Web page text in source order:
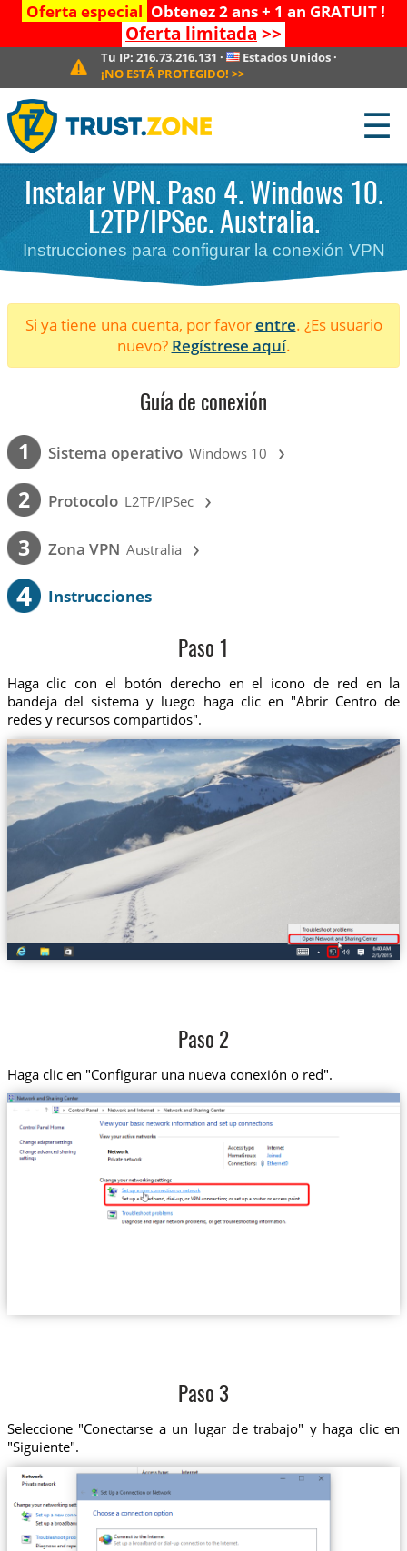
Oferta especial Obtenez 2 ans + 1 an GRATUIT !
Oferta limitada >>
Tu IP: 216.73.216.131 · Estados Unidos ·
¡NO ESTÁ PROTEGIDO! >>
☰
Instalar VPN. Paso 4. Windows 10.
L2TP/IPSec. Australia.
Instrucciones para configurar la conexión VPN
Si ya tiene una cuenta, por favorentre. ¿Es usuario
nuevo? Regístrese aquí.
Guía de conexión
1 Sistema operativo Windows 10 ›
2 Protocolo L2TP/IPSec ›
3 Zona VPN Australia ›
4 Instrucciones
Paso 1
Haga clic con el botón derecho en el icono de red en la
bandeja del sistema y luego haga clic en "Abrir Centro de
redes y recursos compartidos".
Paso 2
Haga clic en "Configurar una nueva conexión o red".
Paso 3
Seleccione "Conectarse a un lugar de trabajo" y haga clic en
"Siguiente".